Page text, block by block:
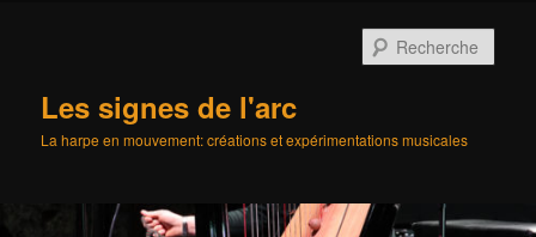
Les signes de l'arc
La harpe en mouvement: créations et expérimentations musicales